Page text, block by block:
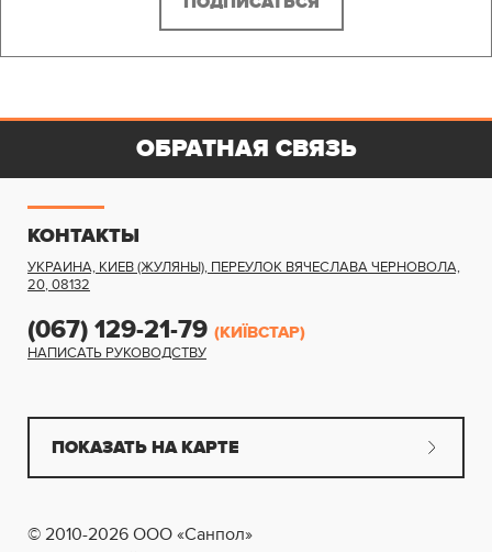
КОНТАКТЫ
УКРАИНА, КИЕВ (ЖУЛЯНЫ), ПЕРЕУЛОК ВЯЧЕСЛАВА ЧЕРНОВОЛА,
20,08132
(067) 129-21-79 (КИЇВСТАР)
НАПИСАТЬ РУКОВОДСТВУ
ПОКАЗАТЬ НА КАРТЕ
© 2010-2026 ООО «Санпол»
ОБРАТНАЯ СВЯЗЬ